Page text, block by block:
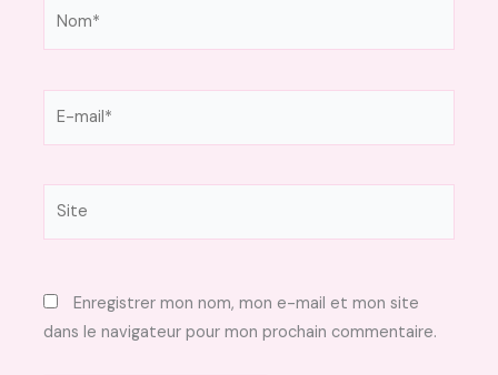
Enregistrer mon nom, mon e-mail et mon site
dans le navigateur pour mon prochain commentaire.